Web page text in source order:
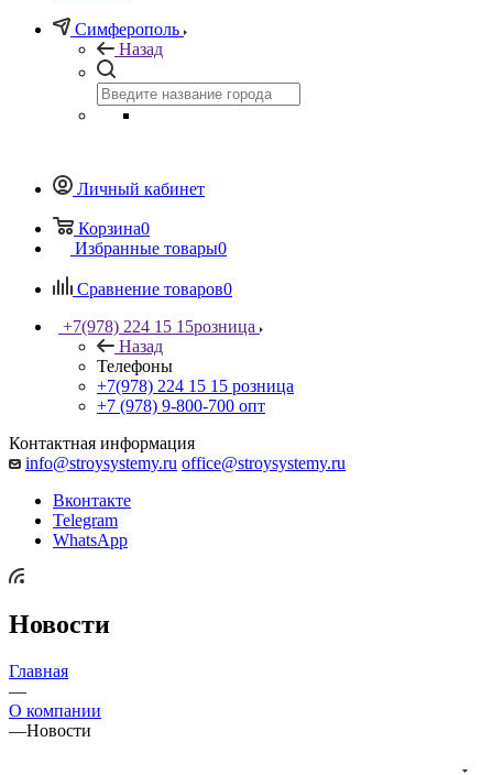
Симферополь
Назад
Личный кабинет
Корзина0
Избранные товары0
Сравнение товаров0
+7(978) 224 15 15розница
Назад
Телефоны
+7(978) 224 15 15 розница
+7 (978) 9-800-700 опт
Контактная информация
info@stroysystemy.ru office@stroysystemy.ru
Вконтакте
Telegram
WhatsApp
Новости
Главная
—
О компании
—Новости